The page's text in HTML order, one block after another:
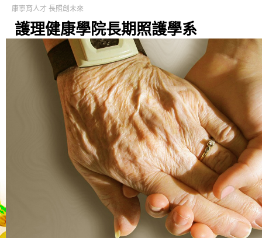
護理健康學院長期照護學系
康寧育人才 長照創未來